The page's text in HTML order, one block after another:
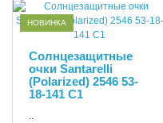
НОВИНКА
Солнцезащитные
очки Santarelli
(Polarized) 2546 53-
18-141 С1
..